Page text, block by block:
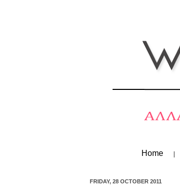
Home
FRIDAY, 28 OCTOBER 2011